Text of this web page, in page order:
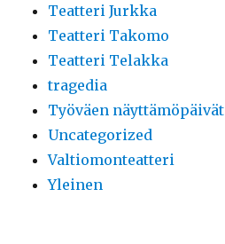
Teatteri Jurkka
Teatteri Takomo
Teatteri Telakka
tragedia
Työväen näyttämöpäivät
Uncategorized
Valtiomonteatteri
Yleinen